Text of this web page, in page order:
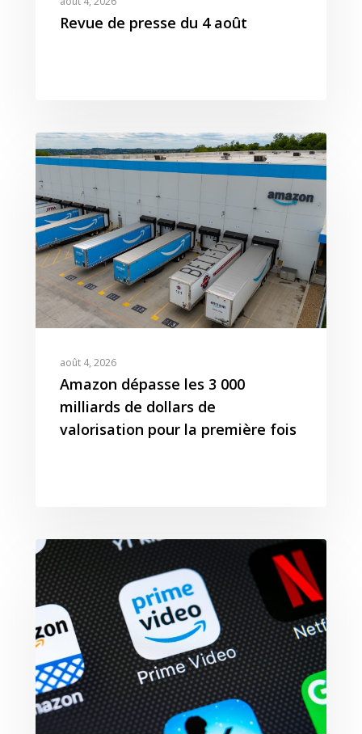
Revue de presse du 4 août
août 4, 2026
Amazon dépasse les 3 000
milliards de dollars de
valorisation pour la première fois